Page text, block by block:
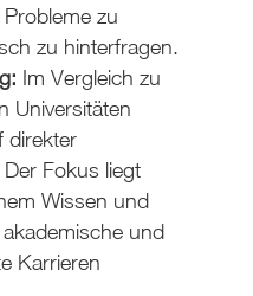
zu
zu hinterfragen.
Im Vergleich zu
Universitäten
direkter
Fokus liegt
Wissen und
und
Karrieren